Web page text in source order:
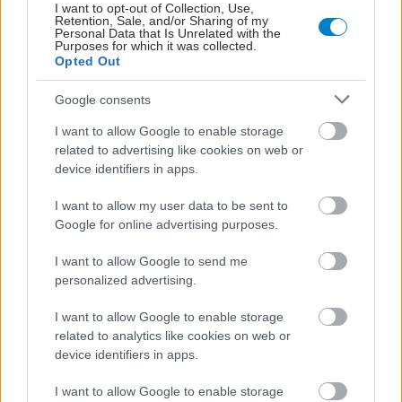
I want to opt-out of Collection, Use,
Retention, Sale, and/or Sharing of my
Personal Data that Is Unrelated with the
Purposes for which it was collected.
Opted Out
Google consents
I want to allow Google to enable storage
related to advertising like cookies on web or
device identifiers in apps.
I want to allow my user data to be sent to
Google for online advertising purposes.
I want to allow Google to send me
personalized advertising.
I want to allow Google to enable storage
related to analytics like cookies on web or
device identifiers in apps.
I want to allow Google to enable storage
στην παιδική μου ηλικία"
Αγαπηδάκη: Αλλαγές
στα σχολικά κυλικεία - Τι
αλλάζει - Υγειονομική
διάταξη και για την
παιδική παχυσαρκία
Το ΑΠΘ στην Εθνική
Δράση Κατά της